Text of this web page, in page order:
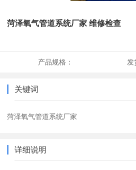
菏泽氧气管道系统厂家 维修检查
产品规格： 发
关键词
菏泽氧气管道系统厂家
详细说明